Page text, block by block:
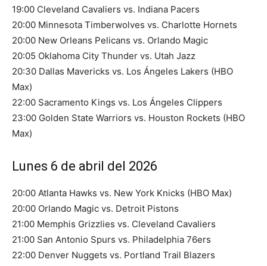
19:00 Cleveland Cavaliers vs. Indiana Pacers
20:00 Minnesota Timberwolves vs. Charlotte Hornets
20:00 New Orleans Pelicans vs. Orlando Magic
20:05 Oklahoma City Thunder vs. Utah Jazz
20:30 Dallas Mavericks vs. Los Ángeles Lakers (HBO
Max)
22:00 Sacramento Kings vs. Los Ángeles Clippers
23:00 Golden State Warriors vs. Houston Rockets (HBO
Max)
Lunes 6 de abril del 2026
20:00 Atlanta Hawks vs. New York Knicks (HBO Max)
20:00 Orlando Magic vs. Detroit Pistons
21:00 Memphis Grizzlies vs. Cleveland Cavaliers
21:00 San Antonio Spurs vs. Philadelphia 76ers
22:00 Denver Nuggets vs. Portland Trail Blazers